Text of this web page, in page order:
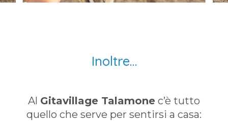
Inoltre…
Al Gitavillage Talamone c’è tutto
quello che serve per sentirsi a casa: